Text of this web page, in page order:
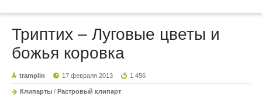
Триптих – Луговые цветы и
божья коровка
tramplin 17 февраля 2013 1 456
Клипарты / Растровый клипарт